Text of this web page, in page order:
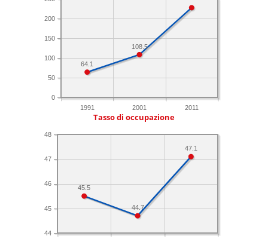
1991 2001 2011
0
50
100
150
200
108.5
64.1
Tasso di occupazione
44
45
46
47
48
47.1
44.7
45.5